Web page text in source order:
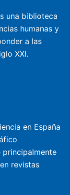
una biblioteca
humanas y
a las
XXI.
en España
revistas